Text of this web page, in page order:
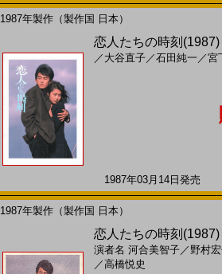
1987年製作（製作国 日本）
恋人たちの時刻
／ 大谷直子／石田純一 ／宮
1987年03月14日発売
1987年製作（製作国 日本）
恋人たちの時刻
演者名 河合美智子／ 野村
／高橋悦史